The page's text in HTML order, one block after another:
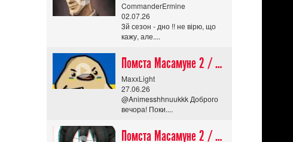
CommanderErmine
02.07.26
3й сезон - дно !! не вірю, що
кажу, але....
Помста Масамуне 2 / Masamune-kun no Revenge R
MaxxLight
27.06.26
@Animesshhnuukkk Доброго
вечора! Поки....
Помста Масамуне 2 / Masamune-kun no Revenge R